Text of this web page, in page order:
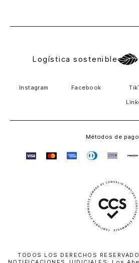
Logística sostenible
Instagram Facebook
Métodos de pago
TODOS LOS DERECHOS